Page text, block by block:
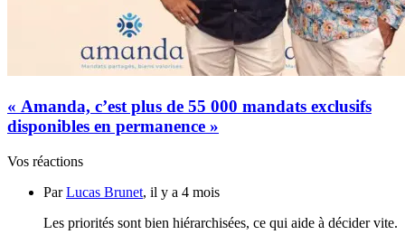
« Amanda, c’est plus de 55 000 mandats exclusifs
disponibles en permanence »
Vos réactions
ParLucas Brunet, il y a 4 mois
Les priorités sont bien hiérarchisées, ce qui aide à décider vite.